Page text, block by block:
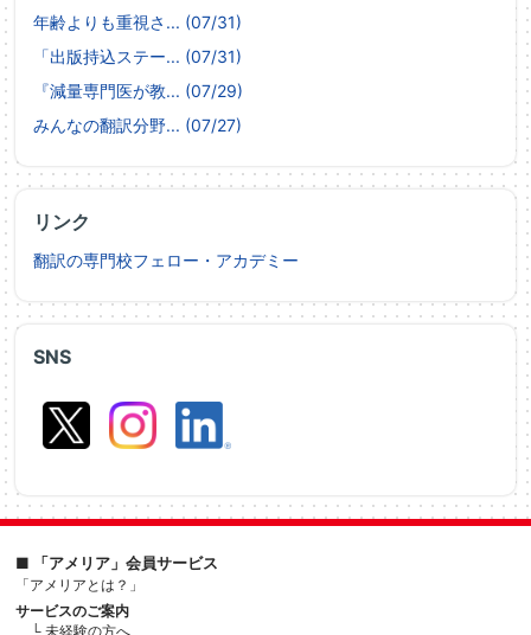
SNS
年齢よりも重視さ... (07/31)
「出版持込ステー... (07/31)
『減量専門医が教... (07/29)
みんなの翻訳分野... (07/27)
リンク
翻訳の専門校フェロー・アカデミー
■ 「アメリア」会員サービス
「アメリアとは？」
サービスのご案内
└ 未経験の方へ